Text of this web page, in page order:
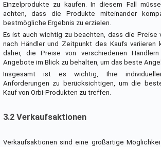
Einzelprodukte zu kaufen. In diesem Fall
achten, dass die Produkte miteinander
bestmögliche Ergebnis zu erzielen.
Es ist auch wichtig zu beachten, dass die Preise
nach Händler und Zeitpunkt des Kaufs variieren
daher, die Preise von verschiedenen
Angebote im Blick zu behalten, um das beste
Insgesamt ist es wichtig, Ihre
Anforderungen zu berücksichtigen, um die
Kauf von Orbi-Produkten zu treffen.
3.2 Verkaufsaktionen
Verkaufsaktionen sind eine großartige